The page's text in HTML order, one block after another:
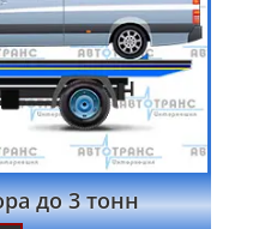
до 3 тонн